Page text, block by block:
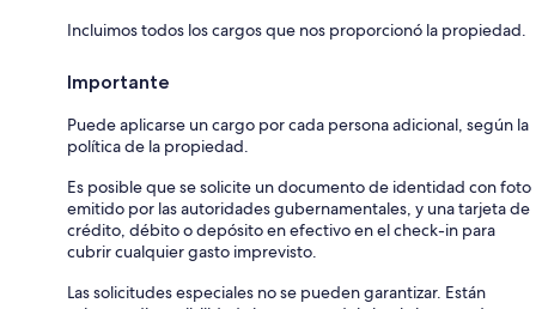
Incluimos todos los cargos que nos proporcionó la propiedad.
Importante
Puede aplicarse un cargo por cada persona adicional, según la
política de la propiedad.
Es posible que se solicite un documento de identidad con foto
emitido por las autoridades gubernamentales, y una tarjeta de
crédito, débito o depósito en efectivo en el check-in para
cubrir cualquier gasto imprevisto.
Las solicitudes especiales no se pueden garantizar. Están